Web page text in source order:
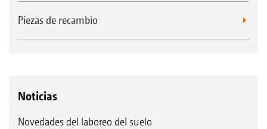
Piezas de recambio
Noticias
Novedades del laboreo del suelo